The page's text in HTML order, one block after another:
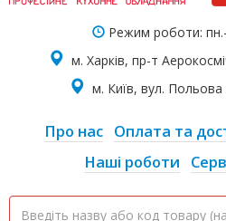
Режим роботи:
м. Харків, пр-т
м. Київ, вул.
Про нас Оплата та
Наші роботи